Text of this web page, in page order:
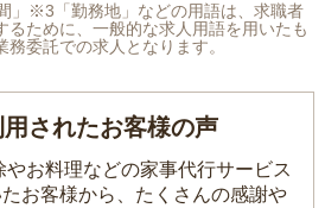
」※3「勤務地」などの用語は、求職者
るために、一般的な求人用語を用いたも
委託での求人となります。
されたお客様の声
お料理などの家事代行サービス
お客様から、 たくさんの感謝や